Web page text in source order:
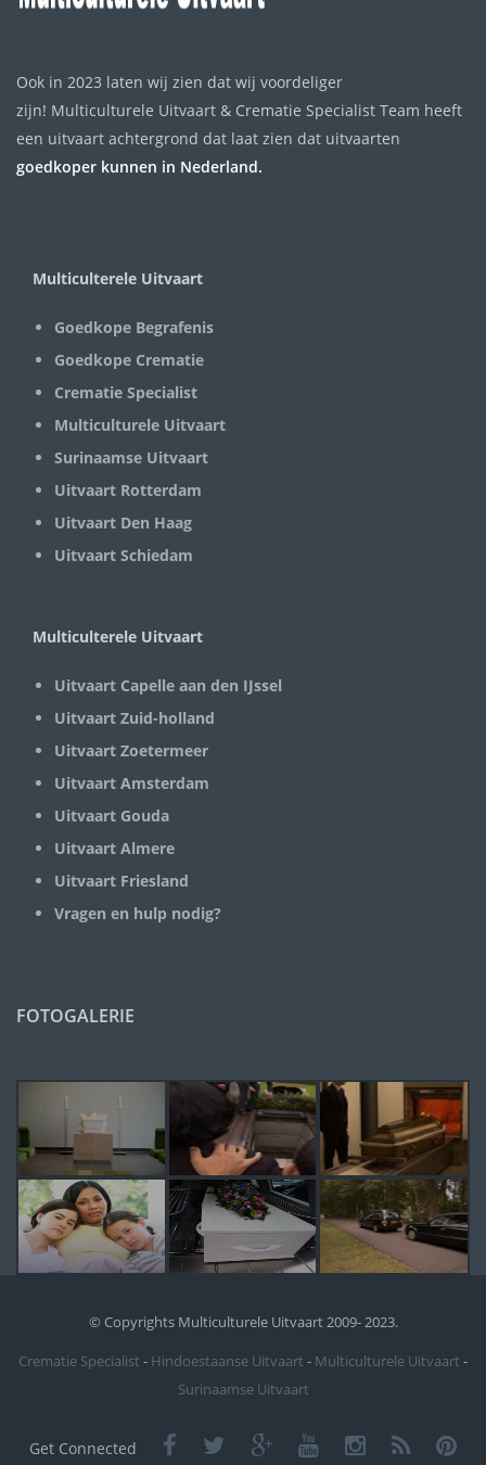
Ook in 2023 laten wij zien dat wij voordeliger
zijn! Multiculturele Uitvaart & Crematie Specialist Team heeft
een uitvaart achtergrond dat laat zien dat uitvaarten
goedkoper kunnen in Nederland.
Multiculterele Uitvaart
Goedkope Begrafenis
Goedkope Crematie
Crematie Specialist
Multiculturele Uitvaart
Surinaamse Uitvaart
Uitvaart Rotterdam
Uitvaart Den Haag
Uitvaart Schiedam
Multiculterele Uitvaart
Uitvaart Capelle aan den IJssel
Uitvaart Zuid-holland
Uitvaart Zoetermeer
Uitvaart Amsterdam
Uitvaart Gouda
Uitvaart Almere
Uitvaart Friesland
Vragen en hulp nodig?
FOTOGALERIE
© Copyrights Multiculturele Uitvaart 2009- 2023.
Crematie Specialist - Hindoestaanse Uitvaart - Multiculturele Uitvaart -
Surinaamse Uitvaart
Get Connected